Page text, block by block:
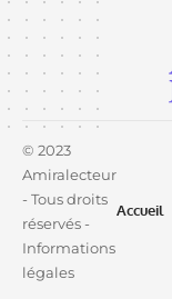
© 2023
Amiralecteur
- Tous droits
réservés -
Informations
légales
Accueil